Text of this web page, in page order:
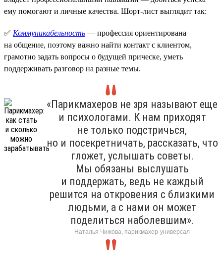
ему помогают и личные качества. Шорт-лист выглядит так:
✅ Коммуникабельность — профессия ориентирована
на общение, поэтому важно найти контакт с клиентом,
грамотно задать вопросы о будущей прическе, уметь
поддерживать разговор на разные темы.
«Парикмахеров не зря называют еще
и психологами. К нам приходят
не только подстричься,
но и посекретничать, рассказать, что
гложет, услышать советы.
Мы обязаны выслушать
и поддержать, ведь не каждый
решится на откровения с близкими
людьми, а с нами он может
поделиться наболевшим».
Наталья Чижова, парикмахер-универсал